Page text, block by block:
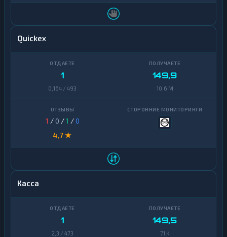
Quickex
1
0,164 / 493
149,9
10,6 M
1 / 0 /1 /0
4,7 ★
Касса
1
2,3 / 473
149,5
71 K